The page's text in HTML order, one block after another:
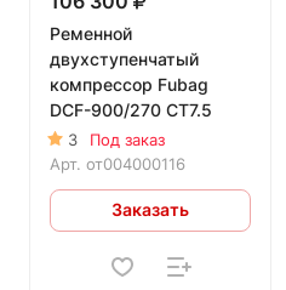
Ременной
двухступенчатый
компрессор Fubag
DCF-900/270 CT7.5
3
Под заказ
Арт. от004000116
Заказать